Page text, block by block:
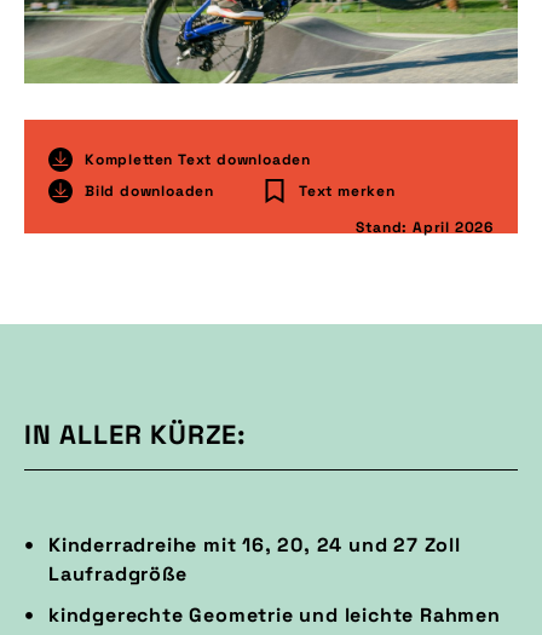
Kompletten Text downloaden
Bild downloaden
Text merken
Stand: April 2026
IN ALLER KÜRZE:
Kinderradreihe mit 16, 20, 24 und 27 Zoll
Laufradgröße
kindgerechte Geometrie und leichte Rahmen